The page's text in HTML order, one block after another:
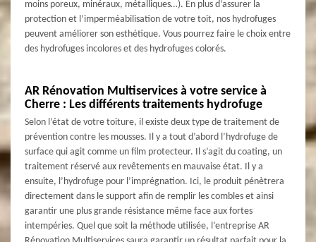
moins poreux, minéraux, métalliques…). En plus d’assurer la
protection et l’imperméabilisation de votre toit, nos hydrofuges
peuvent améliorer son esthétique. Vous pourrez faire le choix entre
des hydrofuges incolores et des hydrofuges colorés.
AR Rénovation Multiservices à votre service à
Cherre : Les différents traitements hydrofuge
Selon l’état de votre toiture, il existe deux type de traitement de
prévention contre les mousses. Il y a tout d’abord l’hydrofuge de
surface qui agit comme un film protecteur. Il s’agit du coating, un
traitement réservé aux revêtements en mauvaise état. Il y a
ensuite, l’hydrofuge pour l’imprégnation. Ici, le produit pénètrera
directement dans le support afin de remplir les combles et ainsi
garantir une plus grande résistance même face aux fortes
intempéries. Quel que soit la méthode utilisée, l’entreprise AR